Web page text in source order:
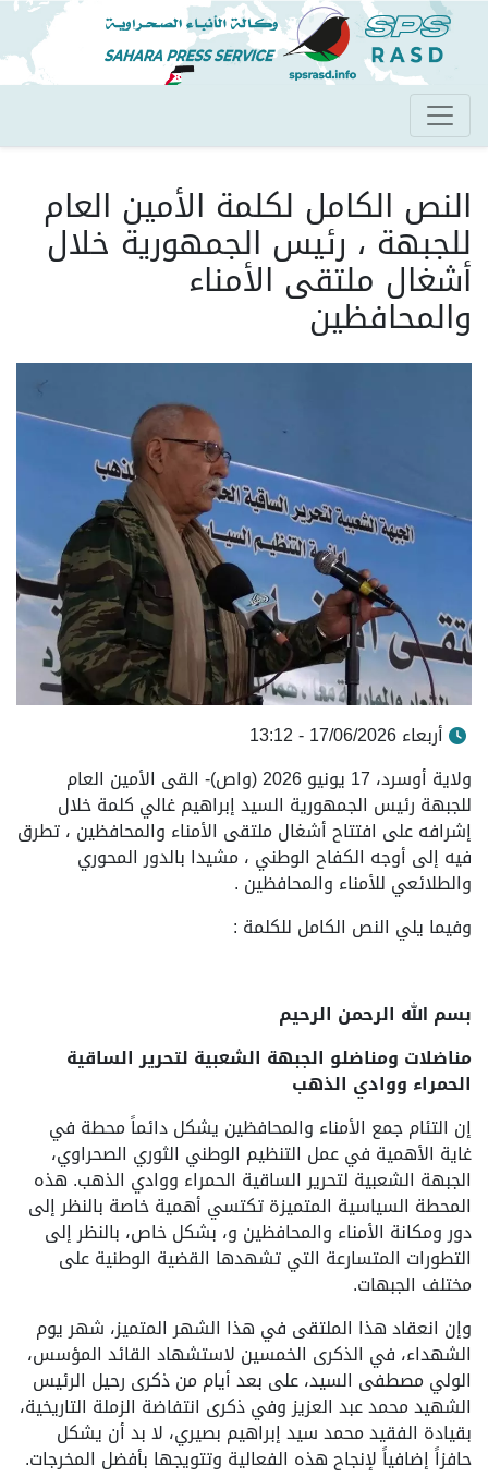
تجاوز
إلى
المحتوى
الرئيسي
النص الكامل لكلمة الأمين العام
للجبهة ، رئيس الجمهورية خلال
أشغال ملتقى الأمناء
والمحافظين
أربعاء 17/06/2026 - 13:12
ولاية أوسرد، 17 يونيو 2026 (واص)- القى الأمين العام
للجبهة رئيس الجمهورية السيد إبراهيم غالي كلمة خلال
إشرافه على افتتاح أشغال ملتقى الأمناء والمحافظين ، تطرق
فيه إلى أوجه الكفاح الوطني ، مشيدا بالدور المحوري
والطلائعي للأمناء والمحافظين .
وفيما يلي النص الكامل للكلمة :
بسم الله الرحمن الرحيم
مناضلات ومناضلو الجبهة الشعبية لتحرير الساقية
الحمراء ووادي الذهب
إن التئام جمع الأمناء والمحافظين يشكل دائماً محطة في
غاية الأهمية في عمل التنظيم الوطني الثوري الصحراوي،
الجبهة الشعبية لتحرير الساقية الحمراء ووادي الذهب. هذه
المحطة السياسية المتميزة تكتسي أهمية خاصة بالنظر إلى
دور ومكانة الأمناء والمحافظين و، بشكل خاص، بالنظر إلى
التطورات المتسارعة التي تشهدها القضية الوطنية على
مختلف الجبهات.
وإن انعقاد هذا الملتقى في هذا الشهر المتميز، شهر يوم
الشهداء، في الذكرى الخمسين لاستشهاد القائد المؤسس،
الولي مصطفى السيد، على بعد أيام من ذكرى رحيل الرئيس
الشهيد محمد عبد العزيز وفي ذكرى انتفاضة الزملة التاريخية،
بقيادة الفقيد محمد سيد إبراهيم بصيري، لا بد أن يشكل
حافزاً إضافياً لإنجاح هذه الفعالية وتتويجها بأفضل المخرجات.